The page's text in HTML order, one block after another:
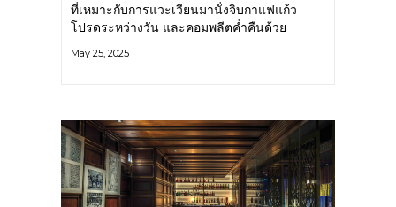
ที่เหมาะกับการแวะเวียนมานั่งจิบกาแฟแก้ว
โปรดระหว่างวัน และคอมพลีตค่ำคืนด้วย
Siam Mandarina
May 25, 2025